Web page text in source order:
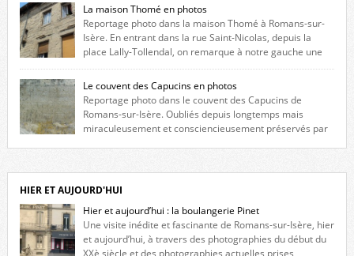
La maison Thomé en photos
Reportage photo dans la maison Thomé à Romans-sur-
Isère. En entrant dans la rue Saint-Nicolas, depuis la
place Lally-Tollendal, on remarque à notre gauche une
maison construite au XVIè siècle. Les deux façades sont ornées de
fenêtres jumelles à meneaux. Entre ces deux étages, on peut voir une
niche qui contient une statue de la Vierge. […]
Le couvent des Capucins en photos
Reportage photo dans le couvent des Capucins de
Romans-sur-Isère. Oubliés depuis longtemps mais
miraculeusement et consciencieusement préservés par
l’histoire de la redécouverte de vestiges du couvent des Capucins ! Petit
retour sur l’histoire […]
HIER ET AUJOURD'HUI
Hier et aujourd’hui : la boulangerie Pinet
Une visite inédite et fascinante de Romans-sur-Isère, hier
et aujourd’hui, à travers des photographies du début du
XXè siècle et des photographies actuelles prises